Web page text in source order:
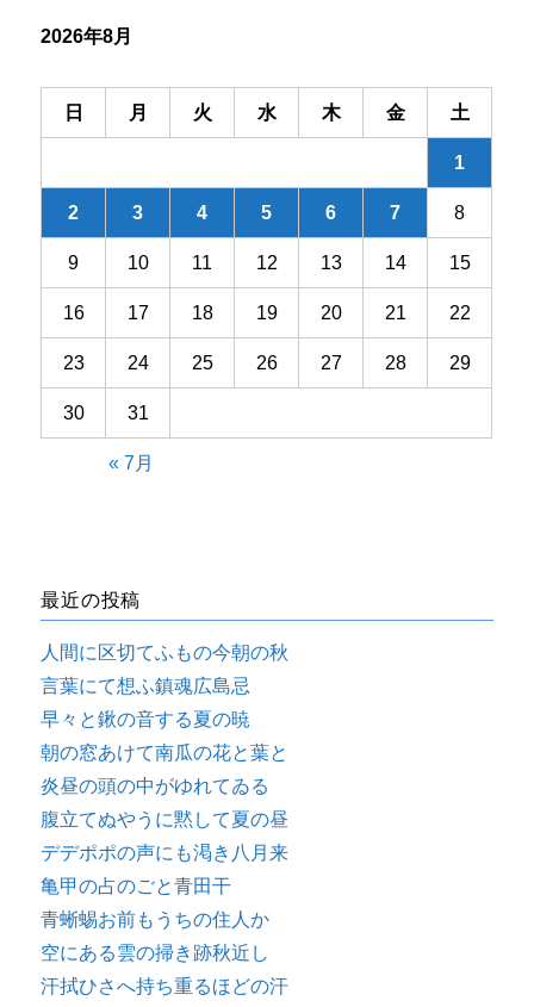
ン
2026年8月
日 月 火 水 木 金 土
1
2 3 4 5 6 7 8
9 10 11 12 13 14 15
16 17 18 19 20 21 22
23 24 25 26 27 28 29
30 31
« 7月
最近の投稿
人間に区切てふもの今朝の秋
言葉にて想ふ鎮魂広島忌
早々と鍬の音する夏の暁
朝の窓あけて南瓜の花と葉と
炎昼の頭の中がゆれてゐる
腹立てぬやうに黙して夏の昼
デデポポの声にも渇き八月来
亀甲の占のごと青田干
青蜥蜴お前もうちの住人か
空にある雲の掃き跡秋近し
汗拭ひさへ持ち重るほどの汗